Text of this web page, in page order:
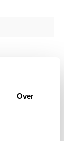
Over